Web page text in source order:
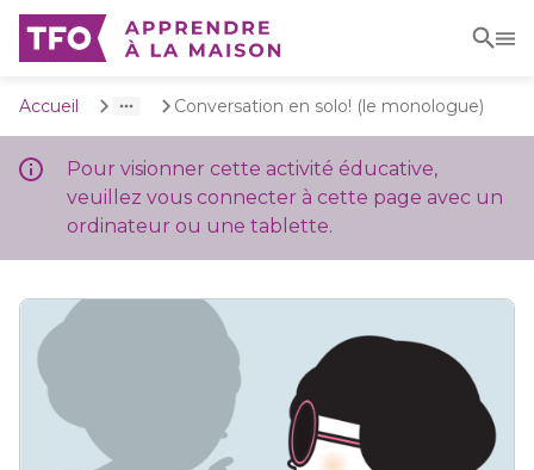
Aller au contenu principal
Accueil Conversation en solo! (le monologue)
Pour visionner cette activité éducative,
veuillez vous connecter à cette page avec un
ordinateur ou une tablette.